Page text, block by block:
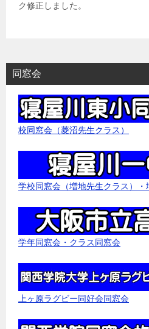
ク修正しました。
同窓会
校同窓会（菱沼先生クラス）
学校同窓会（増地先生クラス）・
学年同窓会・クラス同窓会
上ヶ原ラグビー同好会同窓会